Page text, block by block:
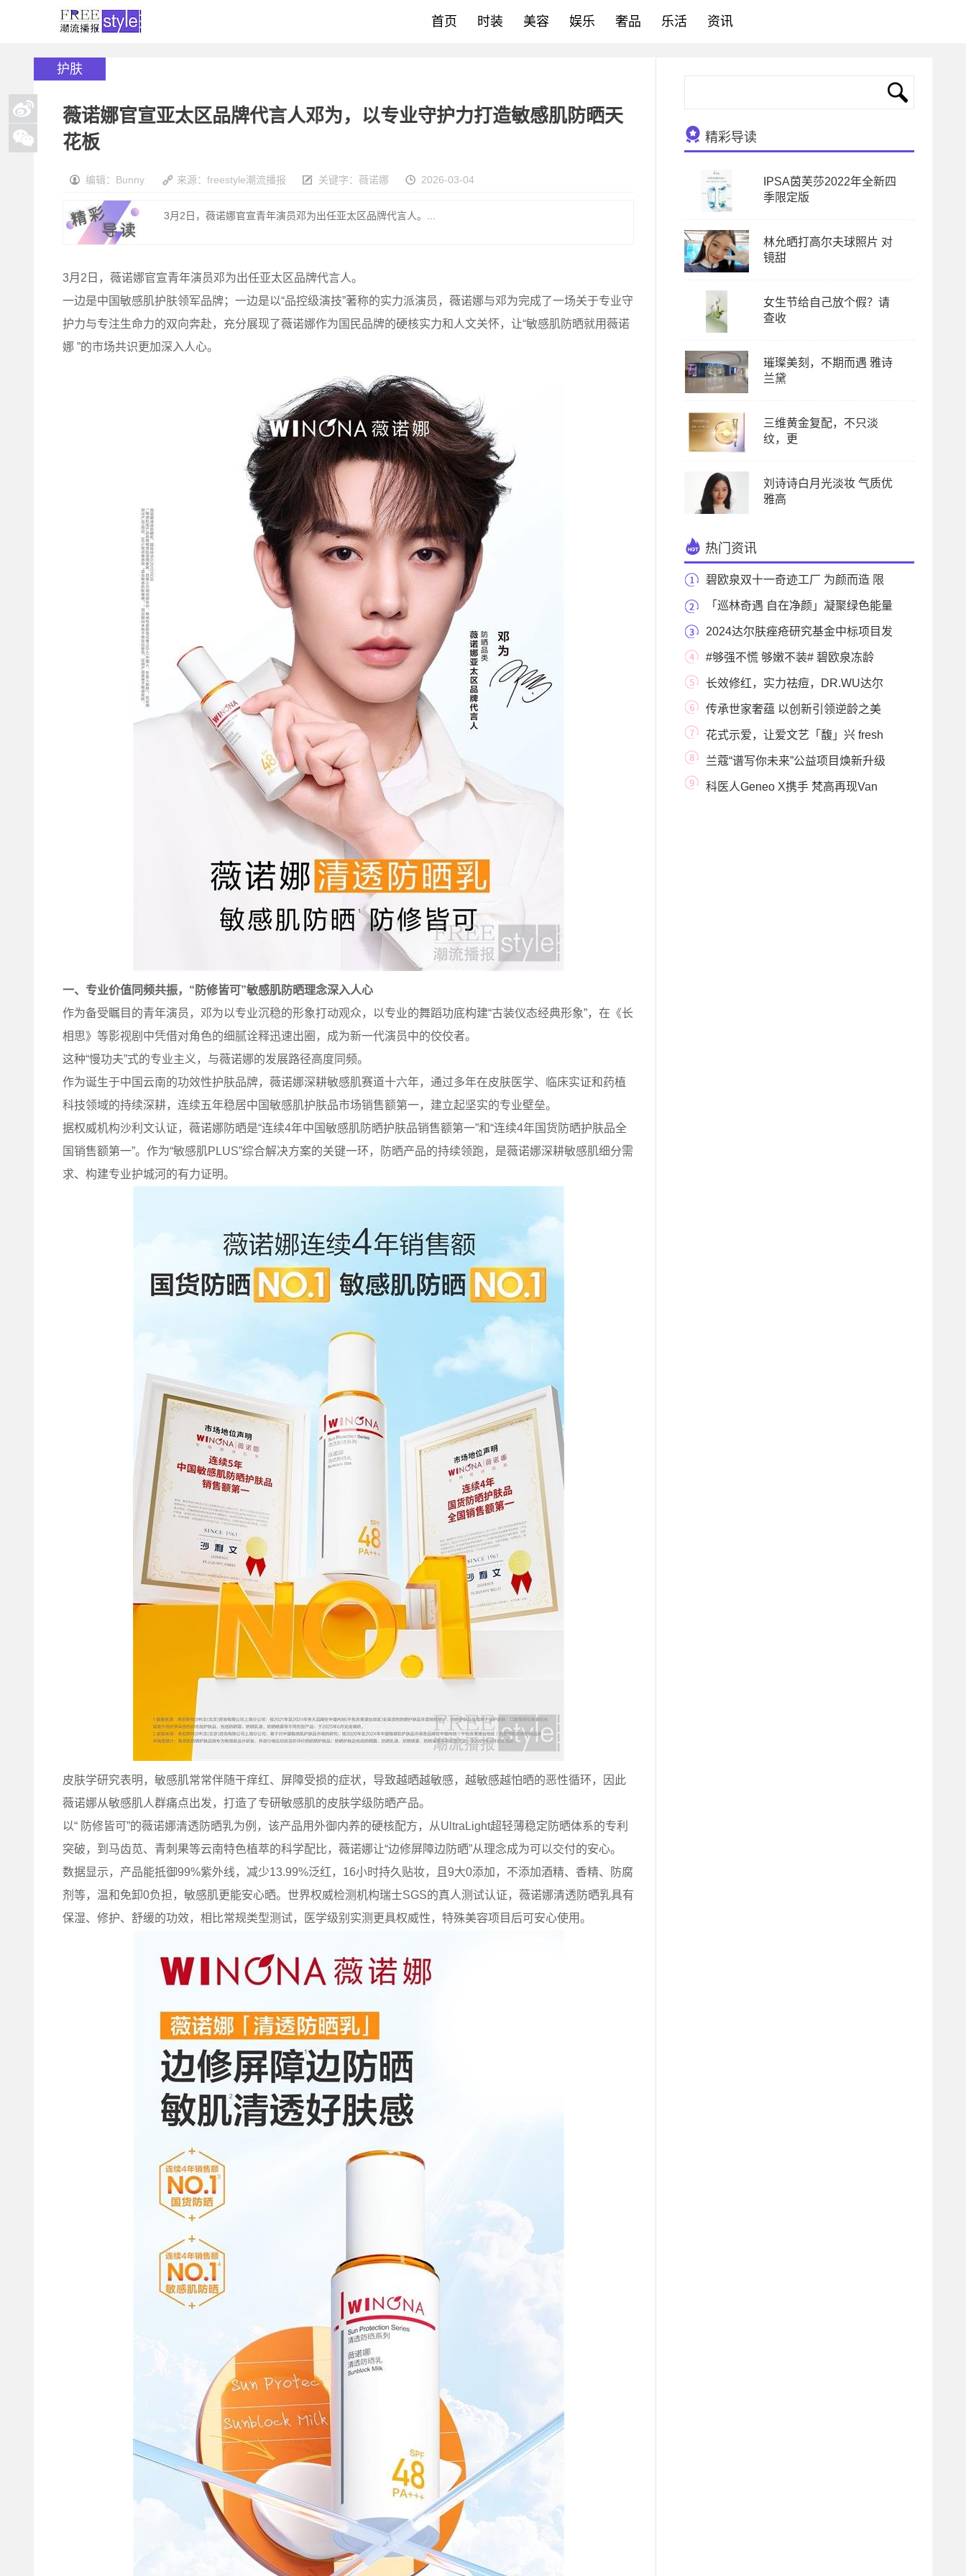
首页 时装 美容 娱乐 奢品 乐活 资讯
护肤
薇诺娜官宣亚太区品牌代言人邓为，以专业守护力打造敏感肌防晒天
花板
编辑：Bunny 来源：freestyle潮流播报 关键字： 薇诺娜 2026-03-04
3月2日，薇诺娜官宣青年演员邓为出任亚太区品牌代言人。...
3月2日，薇诺娜官宣青年演员邓为出任亚太区品牌代言人。
一边是中国敏感肌护肤领军品牌；一边是以“品控级演技”著称的实力派演员，薇诺娜与邓为完成了一场关于专业守
护力与专注生命力的双向奔赴，充分展现了薇诺娜作为国民品牌的硬核实力和人文关怀，让“敏感肌防晒就用薇诺
娜 ”的市场共识更加深入人心。
一、专业价值同频共振， “ 防修皆可”敏感肌防晒理念深入人心
作为备受瞩目的青年演员，邓为以专业沉稳的形象打动观众，以专业的舞蹈功底构建“古装仪态经典形象”，在《长
相思》等影视剧中凭借对角色的细腻诠释迅速出圈，成为新一代演员中的佼佼者。
这种“慢功夫”式的专业主义，与薇诺娜的发展路径高度同频。
作为诞生于中国云南的功效性护肤品牌，薇诺娜深耕敏感肌赛道十六年，通过多年在皮肤医学、临床实证和药植
科技领域的持续深耕，连续五年稳居中国敏感肌护肤品市场销售额第一，建立起坚实的专业壁垒。
据权威机构沙利文认证，薇诺娜防晒是“连续4年中国敏感肌防晒护肤品销售额第一”和“连续4年国货防晒护肤品全
国销售额第一”。作为“敏感肌PLUS”综合解决方案的关键一环，防晒产品的持续领跑，是薇诺娜深耕敏感肌细分需
求、构建专业护城河的有力证明。
皮肤学研究表明，敏感肌常常伴随干痒红、屏障受损的症状，导致越晒越敏感，越敏感越怕晒的恶性循环，因此
薇诺娜从敏感肌人群痛点出发，打造了专研敏感肌的皮肤学级防晒产品。
以“ 防修皆可”的薇诺娜清透防晒乳为例，该产品用外御内养的硬核配方，从UltraLight超轻薄稳定防晒体系的专利
突破，到马齿苋、青刺果等云南特色植萃的科学配比，薇诺娜让“边修屏障边防晒”从理念成为可以交付的安心。
数据显示，产品能抵御99%紫外线，减少13.99%泛红，16小时持久贴妆，且9大0添加，不添加酒精、香精、防腐
剂等，温和免卸0负担，敏感肌更能安心晒。世界权威检测机构瑞士SGS的真人测试认证，薇诺娜清透防晒乳具有
保湿、修护、舒缓的功效，相比常规类型测试，医学级别实测更具权威性，特殊美容项目后可安心使用。
精彩导读
IPSA茵芙莎2022年全新四
季限定版
林允晒打高尔夫球照片 对
镜甜
女生节给自己放个假？请
查收
璀璨美刻，不期而遇 雅诗
兰黛
三维黄金复配，不只淡
纹，更
刘诗诗白月光淡妆 气质优
雅高
热门资讯
碧欧泉双十一奇迹工厂 为颜而造 限
时开放中「巡林奇遇 自在净颜」凝聚绿色能量
守护森林2024达尔肤痤疮研究基金中标项目发
布，院线焕肤
#够强不慌 够嫩不装# 碧欧泉冻龄
「小蓝瓶」精华
长效修红，实力祛痘，DR.WU达尔
肤守护冬日匀净美
传承世家奢蕴 以创新引领逆龄之美
雅诗兰黛携全
花式示爱，让爱文艺「馥」兴 fresh
馥蕾诗七夕限
兰蔻“谱写你未来”公益项目焕新升级
科医人​Geneo X携手 梵高再现Van